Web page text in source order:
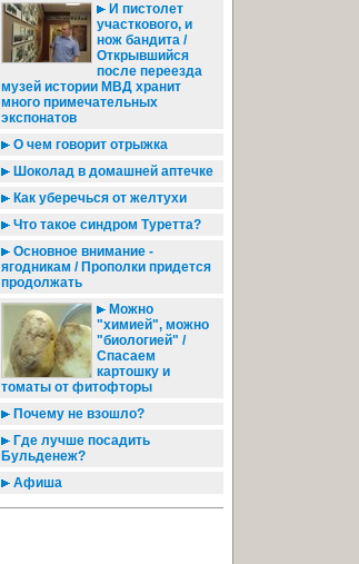
И пистолет
участкового, и
нож бандита /
Открывшийся
после переезда
музей истории МВД хранит
много примечательных
экспонатов
О чем говорит отрыжка
Шоколад в домашней аптечке
Как уберечься от желтухи
Что такое синдром Туретта?
Основное внимание -
ягодникам / Прополки придется
продолжать
Можно
"химией", можно
"биологией" /
Спасаем
картошку и
томаты от фитофторы
Почему не взошло?
Где лучше посадить
Бульденеж?
Афиша